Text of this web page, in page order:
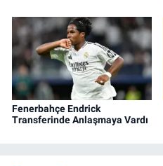
Fenerbahçe Endrick
Transferinde Anlaşmaya Vardı